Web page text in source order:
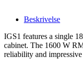
Beskrivelse
IGS1 features a single
cabinet. The 1600 W
reliability and impressive